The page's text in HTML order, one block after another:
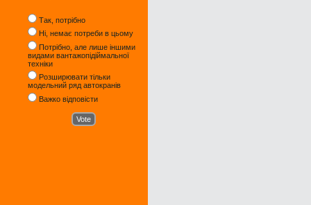
Так, потрібно
Ні, немає потреби в цьому
Потрібно, але лише іншими
видами вантажопідіймальної
техніки
Розширювати тільки
модельний ряд автокранів
Важко відповісти